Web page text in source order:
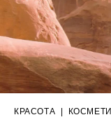
КРАСОТА